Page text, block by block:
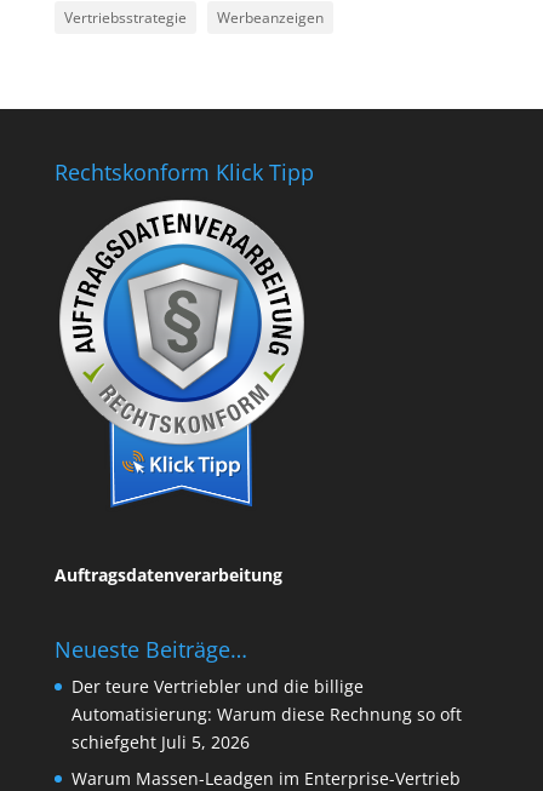
Vertriebsstrategie
Werbeanzeigen
Rechtskonform Klick Tipp
Auftragsdatenverarbeitung
Neueste Beiträge…
Der teure Vertriebler und die billige
Automatisierung: Warum diese Rechnung so oft
schiefgeht Juli 5, 2026
Warum Massen-Leadgen im Enterprise-Vertrieb